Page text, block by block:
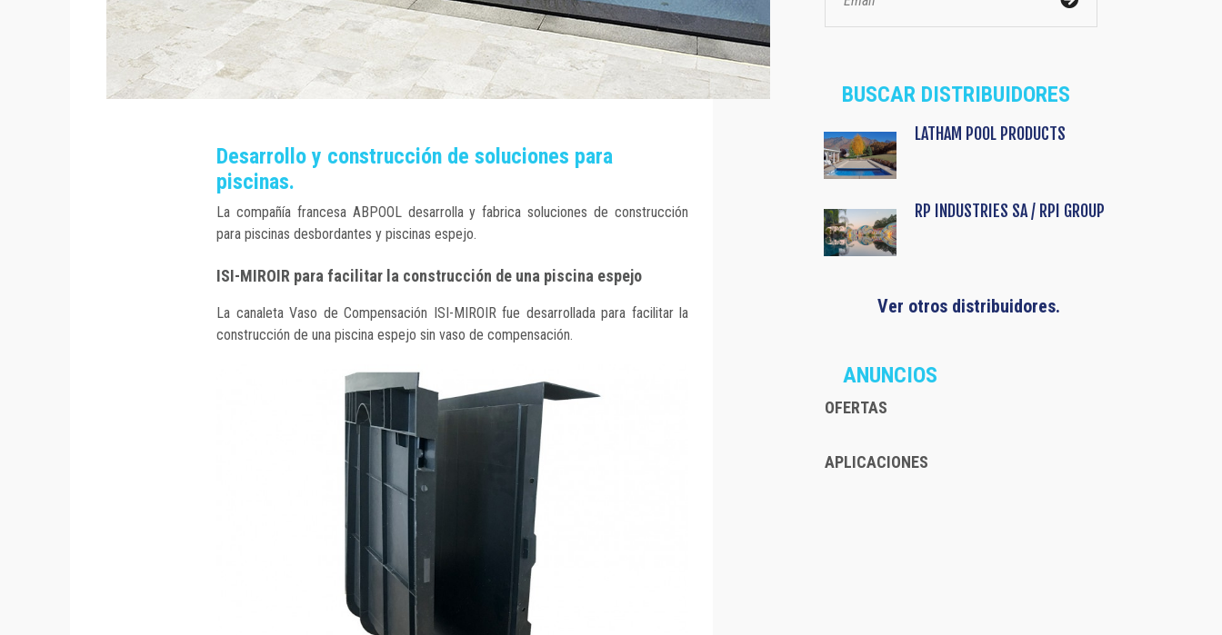
Desarrollo y construcción de soluciones para
piscinas.
La compañía francesa ABPOOL desarrolla y fabrica soluciones de construcción
para piscinas desbordantes y piscinas espejo.
ISI-MIROIR para facilitar la construcción de una piscina espejo
La canaleta Vaso de Compensación ISI-MIROIR fue desarrollada para facilitar la
construcción de una piscina espejo sin vaso de compensación.
BUSCAR DISTRIBUIDORES
LATHAM POOL PRODUCTS
RP INDUSTRIES SA / RPI GROUP
Ver otros distribuidores.
ANUNCIOS
OFERTAS
APLICACIONES